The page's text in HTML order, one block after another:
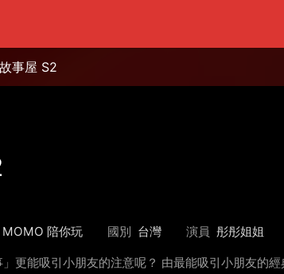
事屋 S2
MOMO 陪你玩 國別 台灣 演員 彤彤姐姐
更能吸引小朋友的注意呢？ 由最能吸引小朋友的